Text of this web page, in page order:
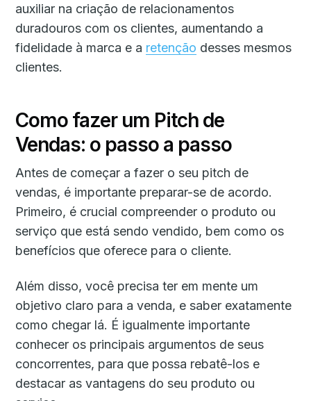
auxiliar na criação de relacionamentos
duradouros com os clientes, aumentando a
fidelidade à marca e a retenção desses mesmos
clientes.
Como fazer um Pitch de
Vendas: o passo a passo
Antes de começar a fazer o seu pitch de
vendas, é importante preparar-se de acordo.
Primeiro, é crucial compreender o produto ou
serviço que está sendo vendido, bem como os
benefícios que oferece para o cliente.
Além disso, você precisa ter em mente um
objetivo claro para a venda, e saber exatamente
como chegar lá. É igualmente importante
conhecer os principais argumentos de seus
concorrentes, para que possa rebatê-los e
destacar as vantagens do seu produto ou